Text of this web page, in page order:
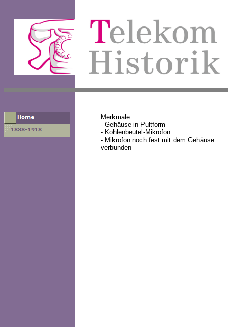
Merkmale:
- Gehäuse in Pultform
- Kohlenbeutel-Mikrofon
- Mikrofon noch fest mit dem
verbunden